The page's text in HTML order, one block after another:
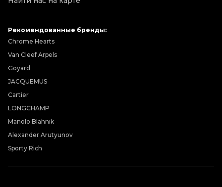
Рекомендованные бренды:
Chrome Hearts
Van Cleef Arpels
Goyard
JACQUEMUS
Cartier
LONGCHAMP
Manolo Blahnik
Alexander Arutyunov
Sporty Rich